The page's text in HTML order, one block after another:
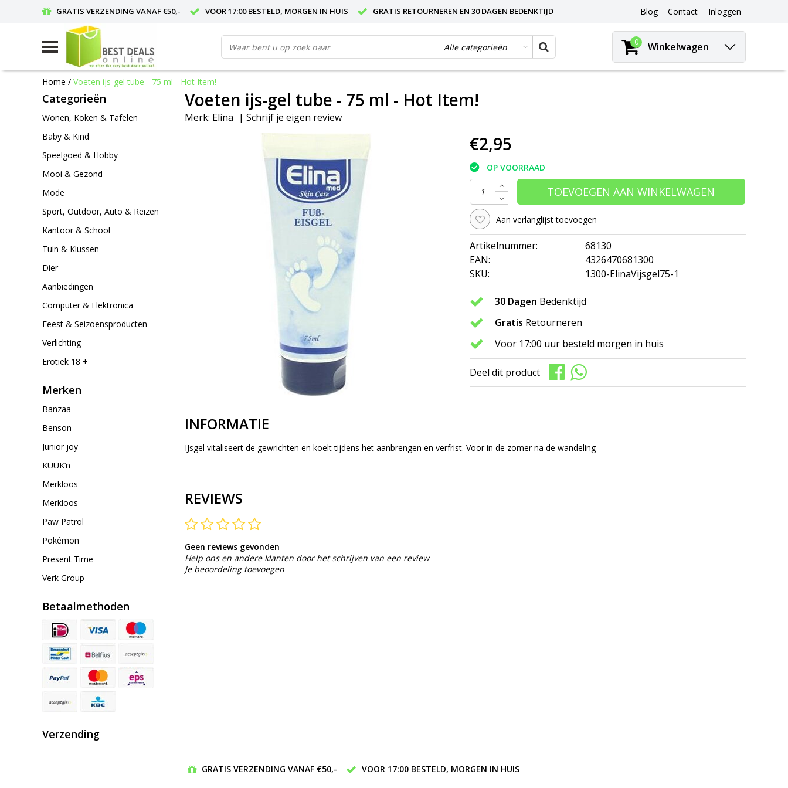
GRATIS VERZENDING VANAF €50,- VOOR 17:00 BESTELD, MORGEN IN HUIS GRATIS RETOURNEREN EN 30 DAGEN BEDENKTIJD Blog Contact Inloggen
0 Winkelwagen
Home / Voeten ijs-gel tube - 75 ml - Hot Item!
Categorieën
Wonen, Koken & Tafelen
Baby & Kind
Speelgoed & Hobby
Mooi & Gezond
Mode
Sport, Outdoor, Auto & Reizen
Kantoor & School
Tuin & Klussen
Dier
Aanbiedingen
Computer & Elektronica
Feest & Seizoensproducten
Verlichting
Erotiek 18 +
Merken
Banzaa
Benson
Junior joy
KUUK’n
Merkloos
Merkloos
Paw Patrol
Pokémon
Present Time
Verk Group
Betaalmethoden
Verzending
Voeten ijs-gel tube - 75 ml - Hot Item!
Merk: Elina | Schrijf je eigen review
€2,95
OP VOORRAAD
TOEVOEGEN AAN WINKELWAGEN
Aan verlanglijst toevoegen
Artikelnummer:
68130
EAN:
4326470681300
SKU:
1300-ElinaVijsgel75-1
30 Dagen Bedenktijd
Gratis Retourneren
Voor 17:00 uur besteld morgen in huis
Deel dit product
INFORMATIE
IJsgel vitaliseert de gewrichten en koelt tijdens het aanbrengen en verfrist. Voor in de zomer na de wandeling
REVIEWS
Geen reviews gevonden
Help ons en andere klanten door het schrijven van een review
Je beoordeling toevoegen
GRATIS VERZENDING VANAF €50,-
VOOR 17:00 BESTELD, MORGEN IN HUIS